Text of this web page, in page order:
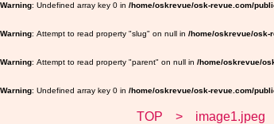
Warning : Undefined array key 0 in /home/oskrevue/osk-revue.com/
Warning : Attempt to read property "slug" on null in /home/oskrevue/osk-
Warning : Attempt to read property "parent" on null in /home/oskrevue/
Warning : Undefined array key 0 in /home/oskrevue/osk-revue.com/
TOP image1.jpeg